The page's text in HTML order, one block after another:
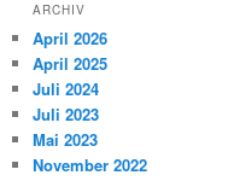
ARCHIV
April 2026
April 2025
Juli 2024
Juli 2023
Mai 2023
November 2022